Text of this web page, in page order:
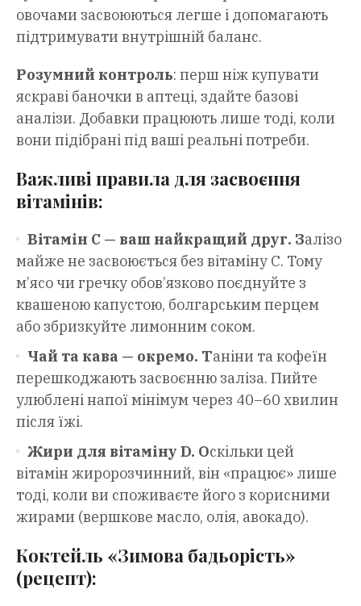
овочами засвоюються легше і допомагають
підтримувати внутрішній баланс.
Розумний контроль: перш ніж купувати
яскраві баночки в аптеці, здайте базові
аналізи. Добавки працюють лише тоді, коли
вони підібрані під ваші реальні потреби.
Важливі правила для засвоєння
вітамінів:
Вітамін С — ваш найкращий друг. Залізо
майже не засвоюється без вітаміну С. Тому
м’ясо чи гречку обов’язково поєднуйте з
квашеною капустою, болгарським перцем
або збризкуйте лимонним соком.
Чай та кава — окремо. Таніни та кофеїн
перешкоджають засвоєнню заліза. Пийте
улюблені напої мінімум через 40–60 хвилин
після їжі.
Жири для вітаміну D. Оскільки цей
вітамін жиророзчинний, він «працює» лише
тоді, коли ви споживаєте його з корисними
жирами (вершкове масло, олія, авокадо).
Коктейль «Зимова бадьорість»
(рецепт):